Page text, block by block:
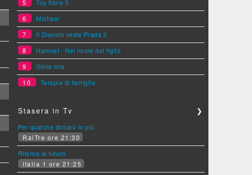
5
Toy Story 5
6
Michael
7
Il Diavolo veste Prada 2
8
Hamnet - Nel nome del figlio
9
Gioia mia
10
Terapia di famiglia
Stasera in Tv ❯
Per qualche dollaro in più
RaiTre ore 21:30
Ritorno al futuro
Italia 1 ore 21:25